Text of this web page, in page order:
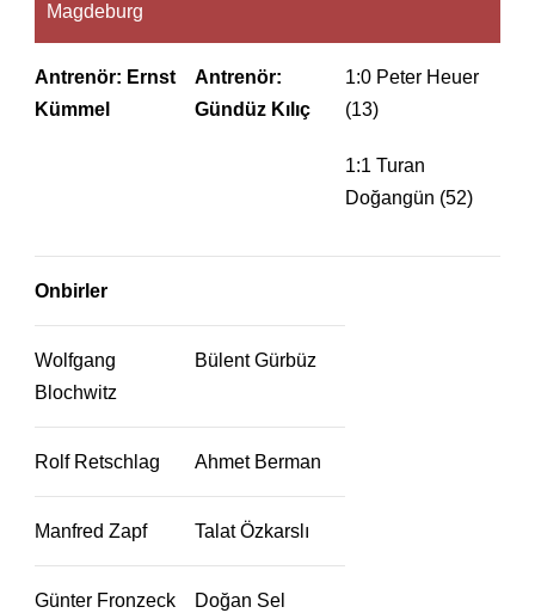
Magdeburg
Antrenör: Ernst
Kümmel
Antrenör:
Gündüz Kılıç
1:0 Peter Heuer
(13)
1:1 Turan
Doğangün (52)
Onbirler
Wolfgang
Blochwitz
Bülent Gürbüz
Rolf Retschlag Ahmet Berman
Manfred Zapf Talat Özkarslı
Günter Fronzeck Doğan Sel